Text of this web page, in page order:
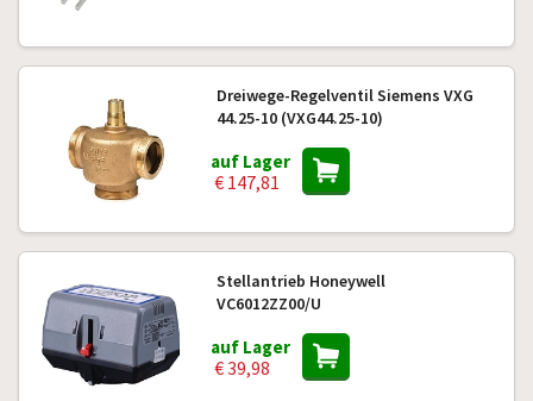
Dreiwege-Regelventil Siemens VXG
44.25-10 (VXG44.25-10)
auf Lager
€ 147,81
Stellantrieb Honeywell
VC6012ZZ00/U
auf Lager
€ 39,98